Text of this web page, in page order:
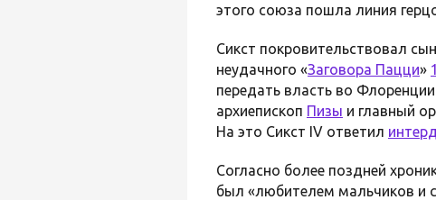
этого союза пошла линия
Сикст покровительствовал
неудачного «Заговора Пацци»
передать власть во
архиепископ Пизы и главный
На это Сикст IV ответил
Согласно более поздней
был «любителем мальчиков и